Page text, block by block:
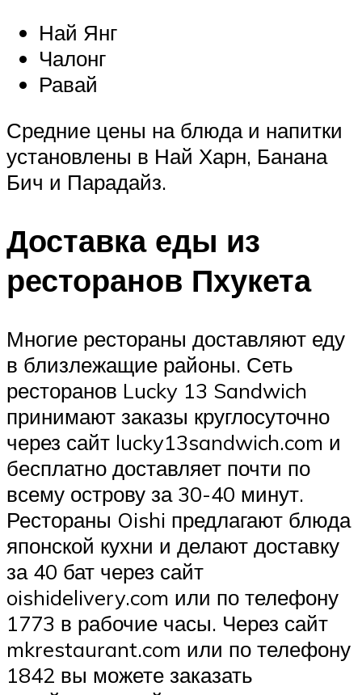
Най Янг
Чалонг
Равай
Средние цены на блюда и напитки
установлены в Най Харн, Банана
Бич и Парадайз.
Доставка еды из
ресторанов Пхукета
Многие рестораны доставляют еду
в близлежащие районы. Сеть
ресторанов Lucky 13 Sandwich
принимают заказы круглосуточно
через сайт lucky13sandwich.com и
бесплатно доставляет почти по
всему острову за 30-40 минут.
Рестораны Oishi предлагают блюда
японской кухни и делают доставку
за 40 бат через сайт
oishidelivery.com или по телефону
1773 в рабочие часы. Через сайт
mkrestaurant.com или по телефону
1842 вы можете заказать